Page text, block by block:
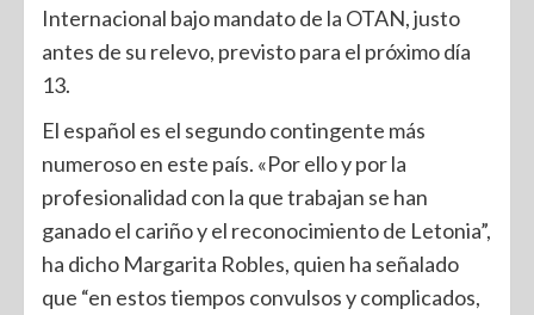
Internacional bajo mandato de la OTAN, justo
antes de su relevo, previsto para el próximo día
13.
El español es el segundo contingente más
numeroso en este país. «Por ello y por la
profesionalidad con la que trabajan se han
ganado el cariño y el reconocimiento de Letonia”,
ha dicho Margarita Robles, quien ha señalado
que “en estos tiempos convulsos y complicados,